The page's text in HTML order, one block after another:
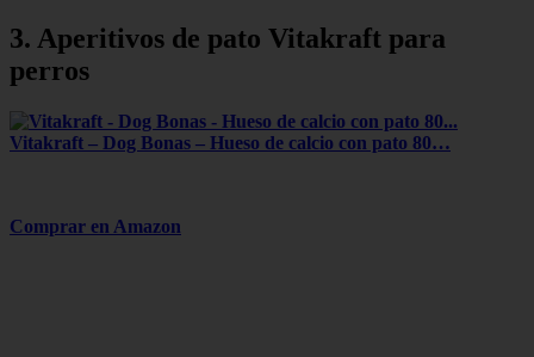
3. Aperitivos de pato Vitakraft para
perros
Vitakraft – Dog Bonas – Hueso de calcio con pato 80…
Comprar en Amazon